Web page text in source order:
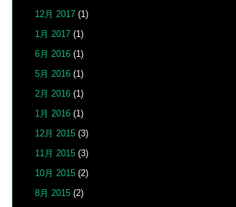
12月 2017 (1)
1月 2017 (1)
6月 2016 (1)
5月 2016 (1)
2月 2016 (1)
1月 2016 (1)
12月 2015 (3)
11月 2015 (3)
10月 2015 (2)
8月 2015 (2)